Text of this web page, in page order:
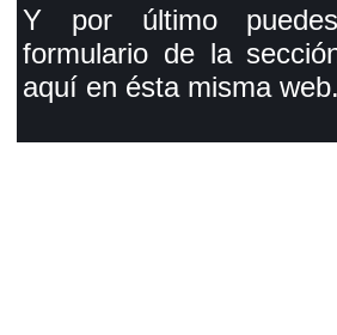
Y por último
formulario de la
aquí en ésta misma web.